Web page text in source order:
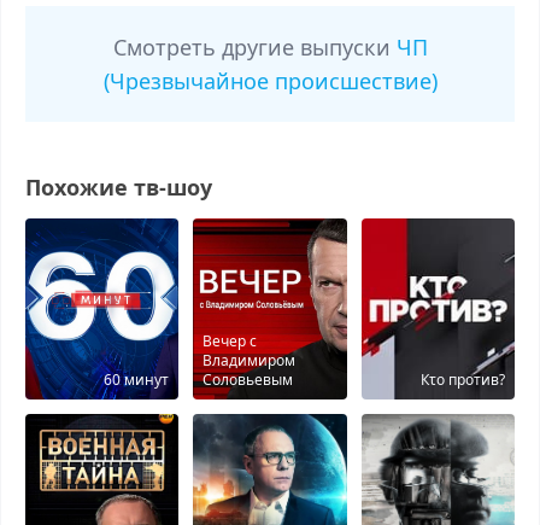
Смотреть другие выпуски ЧП
(Чрезвычайное происшествие)
Похожие тв-шоу
60 минут
Вечер с
Владимиром
Соловьевым
Кτо против?